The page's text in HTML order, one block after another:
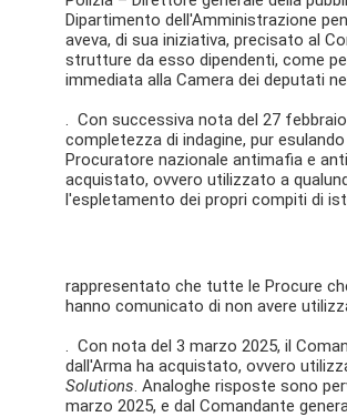
Dipartimento dell'Amministrazione
aveva, di sua iniziativa, precisato al
strutture da esso dipendenti, come
immediata alla Camera dei deputati
. Con successiva nota del 27
completezza di indagine, pur
Procuratore nazionale antimafia e
acquistato, ovvero utilizzato a
l'espletamento dei propri compiti di
rappresentato che tutte le Procure
hanno comunicato di non avere
. Con nota del 3 marzo 2025, il
dall'Arma ha acquistato, ovvero
Solutions. Analoghe risposte sono
marzo 2025, e dal Comandante